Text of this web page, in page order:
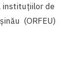
instituțiilor de
(ORFEU)